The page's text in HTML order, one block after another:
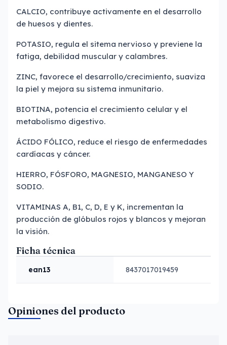
CALCIO, contribuye activamente en el desarrollo
de huesos y dientes.
POTASIO, regula el sitema nervioso y previene la
fatiga, debilidad muscular y calambres.
ZINC, favorece el desarrollo/crecimiento, suaviza
la piel y mejora su sistema inmunitario.
BIOTINA, potencia el crecimiento celular y el
metabolismo digestivo.
ÁCIDO FÓLICO, reduce el riesgo de enfermedades
cardíacas y cáncer.
HIERRO, FÓSFORO, MAGNESIO, MANGANESO Y
SODIO.
VITAMINAS A, B1, C, D, E y K, incrementan la
producción de glóbulos rojos y blancos y mejoran
la visión.
Ficha técnica
ean13 8437017019459
Opiniones del producto